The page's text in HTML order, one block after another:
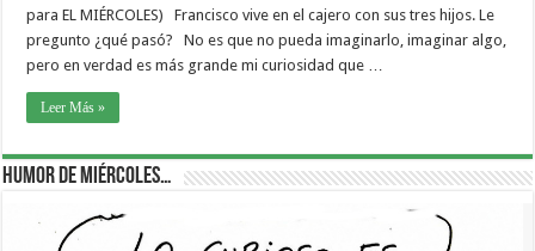
para EL MIÉRCOLES) Francisco vive en el cajero con sus tres hijos. Le
pregunto ¿qué pasó? No es que no pueda imaginarlo, imaginar algo,
pero en verdad es más grande mi curiosidad que …
Leer Más »
Humor de Miércoles…